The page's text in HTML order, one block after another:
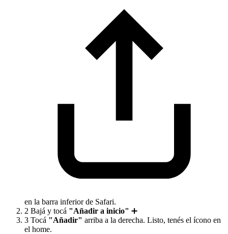
en la barra inferior de Safari.
2 Bajá y tocá "Añadir a inicio" ➕
3 Tocá "Añadir" arriba a la derecha. Listo, tenés el ícono en
el home.